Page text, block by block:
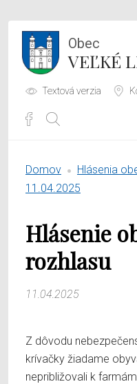
Obec
VEĽKÉ
Textová verzia
Samospráva
Domov
Hlásenia
11.04.2025
Hlásenie
rozhlasu
11.04.2025
Z dôvodu
krívačky žiadame
nepribližovali k